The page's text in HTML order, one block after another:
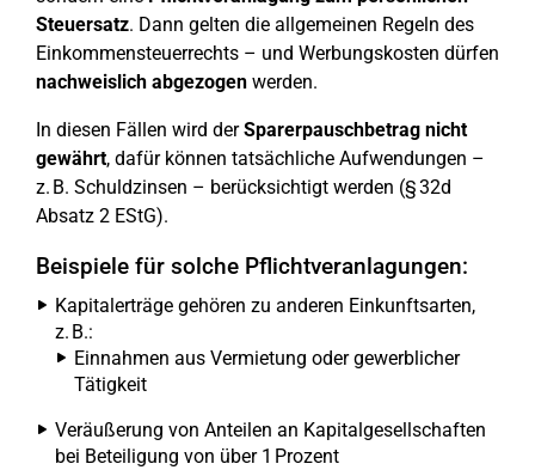
Steuersatz. Dann gelten die allgemeinen Regeln des
Einkommensteuerrechts – und Werbungskosten dürfen
nachweislich abgezogen werden.
In diesen Fällen wird derSparerpauschbetrag nicht
gewährt, dafür können tatsächliche Aufwendungen –
z. B. Schuldzinsen – berücksichtigt werden (§ 32d
Absatz 2 EStG).
Beispiele für solche Pflichtveranlagungen:
Kapitalerträge gehören zu anderen Einkunftsarten,
z. B.:
Einnahmen aus Vermietung oder gewerblicher
Tätigkeit
Veräußerung von Anteilen an Kapitalgesellschaften
bei Beteiligung von über 1 Prozent